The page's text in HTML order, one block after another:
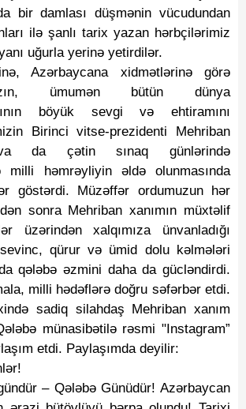
bir damlası düşmənin vücudundan
ilə şanlı tarix yazan hərbçilərimiz
uğurla yerinə yetirdilər.
Azərbaycana xidmətlərinə görə
ümumən bütün dünya
böyük sevgi və ehtiramını
Birinci vitse-prezidenti Mehriban
da çətin sınaq günlərində
milli həmrəyliyin əldə olunmasında
göstərdi. Müzəffər ordumuzun hər
sonra Mehriban xanımın müxtəlif
üzərindən xalqımıza ünvanladığı
qürur və ümid dolu kəlmələri
qələbə əzmini daha da gücləndirdi.
milli hədəflərə doğru səfərbər etdi.
sadiq silahdaş Mehriban xanım
münasibətilə rəsmi "Instagram”
etdi. Paylaşımda deyilir:
– Qələbə Günüdür! Azərbaycan